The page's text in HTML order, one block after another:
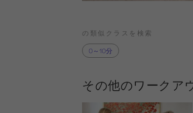
の類似クラスを検索
0～10分
その他のワークア